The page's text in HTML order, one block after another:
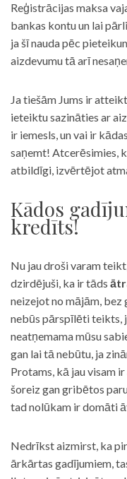
Reģistrācijas maksa
bankas kontu un lai
ja šī nauda pēc
aizdevumu tā arī
Ja tiešām Jums ir atteikt
ieteiktu sazināties ar
ir iemesls, un vai ir
saņemt! Atcerēsimies,
atbildīgi, izvērtējot
Kādos
kredīts!
Nu jau droši varam
dzirdējuši, ka ir tāds
neizejot no mājām, bez
nebūs pārspīlēti teikts,
neatņemama mūsu
gan lai tā nebūtu, ja
Protams, kā jau visam
šoreiz gan gribētos
tad nolūkam ir domāti
Nedrīkst aizmirst, ka
ārkārtas gadījumiem,